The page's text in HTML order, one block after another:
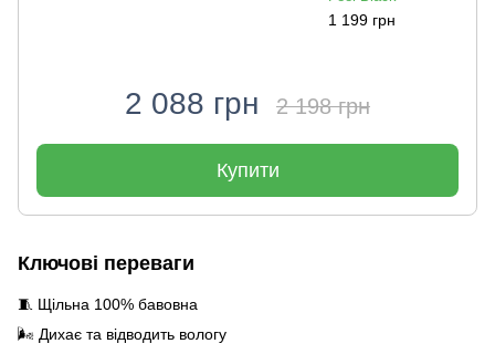
1 199 грн
2 088 грн 2 198 грн
Купити
Ключові переваги
🧵 Щільна 100% бавовна
🌬️ Дихає та відводить вологу